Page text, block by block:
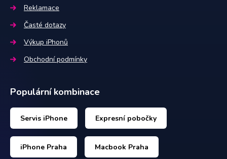
Reklamace
Časté dotazy
Výkup iPhonů
Obchodní podmínky
Populární kombinace
Servis iPhone Expresní pobočky
iPhone Praha Macbook Praha